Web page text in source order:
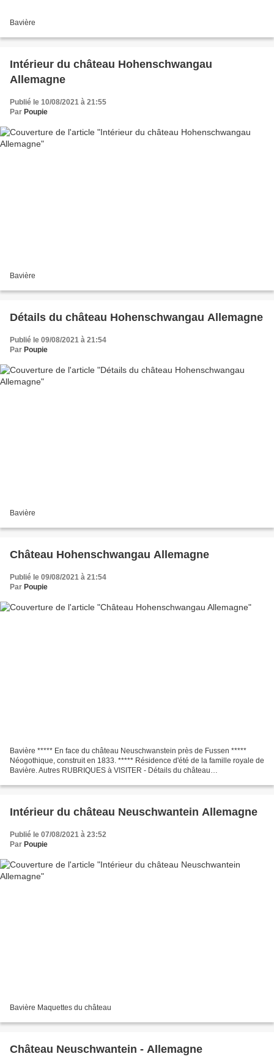
Bavière
Intérieur du château Hohenschwangau
Allemagne
Publié le 10/08/2021 à 21:55
Par Poupie
Bavière
Détails du château Hohenschwangau Allemagne
Publié le 09/08/2021 à 21:54
Par Poupie
Bavière
Château Hohenschwangau Allemagne
Publié le 09/08/2021 à 21:54
Par Poupie
Bavière ***** En face du château Neuschwanstein près de Fussen *****
Néogothique, construit en 1833. ***** Résidence d'été de la famille royale de
Bavière. Autres RUBRIQUES à VISITER - Détails du château
Intérieur du château Neuschwantein Allemagne
Publié le 07/08/2021 à 23:52
Par Poupie
Bavière Maquettes du château
Château Neuschwantein - Allemagne